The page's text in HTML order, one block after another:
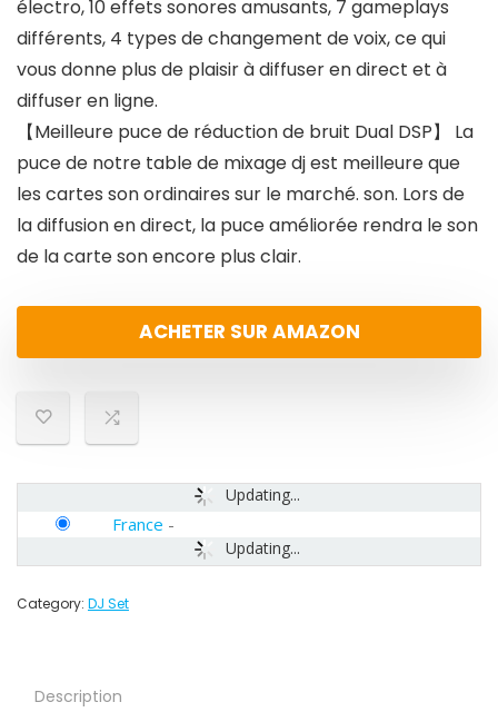
électro, 10 effets sonores amusants, 7 gameplays
différents, 4 types de changement de voix, ce qui
vous donne plus de plaisir à diffuser en direct et à
diffuser en ligne.
【Meilleure puce de réduction de bruit Dual DSP】 La
puce de notre table de mixage dj est meilleure que
les cartes son ordinaires sur le marché. son. Lors de
la diffusion en direct, la puce améliorée rendra le son
de la carte son encore plus clair.
ACHETER SUR AMAZON
Updating...
Updating...
France -
Category: DJ Set
Description